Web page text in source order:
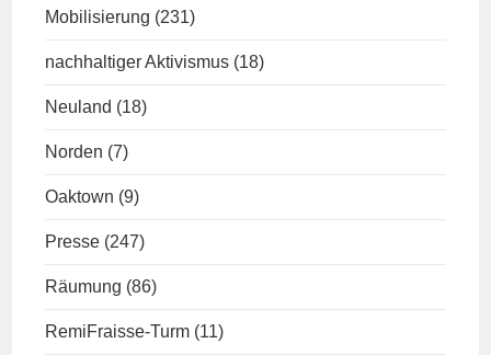
Mobilisierung (231)
nachhaltiger Aktivismus (18)
Neuland (18)
Norden (7)
Oaktown (9)
Presse (247)
Räumung (86)
RemiFraisse-Turm (11)